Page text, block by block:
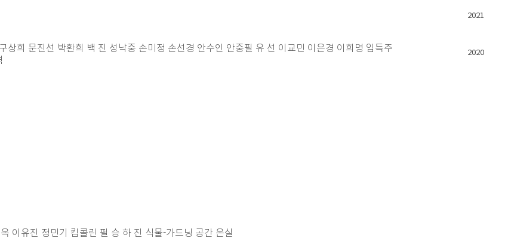
희 문진선 박환희 백 진 성낙중 손미정 손선경 안수인 안중필 유 선 이교민 이은경 이희명 임득주
2021
2020
이유진 정민기 킴콜린 필 승 하 진 식물-가드닝 공간 온실